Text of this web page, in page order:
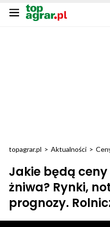
topagrar.pl > Aktualności >
Jakie będą
żniwa? Rynki,
prognozy.